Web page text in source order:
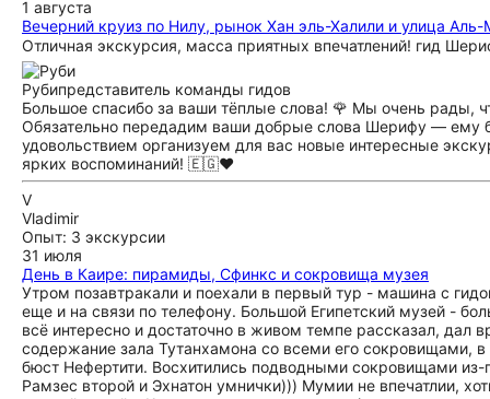
1 августа
Вечерний круиз по Нилу, рынок Хан эль-Халили и улица
Отличная экскурсия, масса приятных впечатлений! гид
Рубипредставитель команды гидов
Большое спасибо за ваши тёплые слова! 🌹 Мы очень рады,
Обязательно передадим ваши добрые слова Шерифу — ему
удовольствием организуем для вас новые интересные
ярких воспоминаний! 🇪🇬❤️
V
Vladimir
Опыт: 3 экскурсии
31 июля
День в Каире: пирамиды, Сфинкс и сокровища музея
Утром позавтракали и поехали в первый тур - машина с
еще и на связи по телефону. Большой Египетский музей -
всё интересно и достаточно в живом темпе рассказал, дал
содержание зала Тутанхамона со всеми его сокровищами,
бюст Нефертити. Восхитились подводными сокровищами из-
Рамзес второй и Эхнатон умнички))) Мумии не впечатлии,